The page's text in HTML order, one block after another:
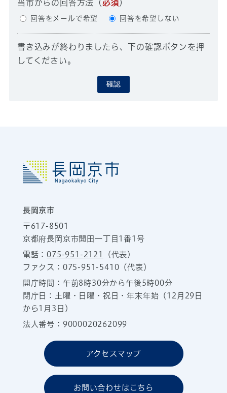
当市からの回答方法 （必須）
回答をメールで希望 回答を希望しない
書き込みが終わりましたら、下の確認ボタンを押
してください。
確認
長岡京市
〒617-8501
京都府長岡京市開田一丁目1番1号
電話：075-951-2121
（代表）
ファクス：075-951-5410（代表）
開庁時間：午前8時30分から午後5時00分
閉庁日：土曜・日曜・祝日・年末年始（12月29日
から1月3日）
法人番号：9000020262099
アクセスマップ
お問い合わせはこちら